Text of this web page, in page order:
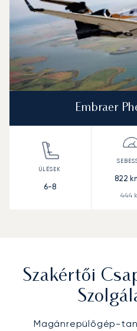
Embraer
6-8
822
444
Szakértői
Magánrepülőgép-